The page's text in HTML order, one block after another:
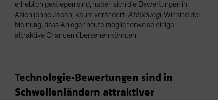
erheblich gestiegen sind, haben sich die Bewertungen in
Asien (ohne Japan) kaum verändert (Abbildung). Wir sind der
Meinung, dass Anleger heute möglicherweise einige
attraktive Chancen übersehen könnten.
Technologie-Bewertungen sind in
Schwellenländern attraktiver